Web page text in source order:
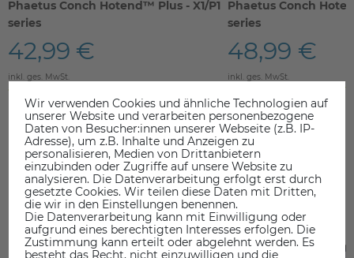
Phaetus Conch Hotend™ Plus - X1/P1
series
42,99 €
inkl. ges. MwSt.
ab Lager > Lieferzeit 1-3 Werktage
Phaetus Conch
series
48,99 €
inkl. ges. MwSt.
ab Lager > Lieferzeit 1-3
DAS KÖNNTE SIE AUCH INTERESSIEREN
Wir verwenden Cookies und ähnliche Technologien auf
unserer Website und verarbeiten personenbezogene
Daten von Besucher:innen unserer Webseite (z.B. IP-
Adresse), um z.B. Inhalte und Anzeigen zu
personalisieren, Medien von Drittanbietern
einzubinden oder Zugriffe auf unsere Website zu
analysieren. Die Datenverarbeitung erfolgt erst durch
gesetzte Cookies. Wir teilen diese Daten mit Dritten,
die wir in den Einstellungen benennen.
Die Datenverarbeitung kann mit Einwilligung oder
aufgrund eines berechtigten Interesses erfolgen. Die
Zustimmung kann erteilt oder abgelehnt werden. Es
besteht das Recht, nicht einzuwilligen und die